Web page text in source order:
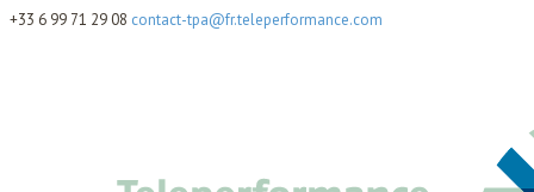
+33 6 99 71 29 08 contact-tpa@fr.teleperformance.com